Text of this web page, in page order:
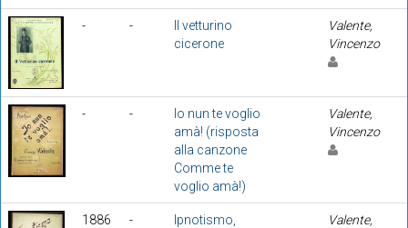
- -
Il vetturino
cicerone
Valente,
Vincenzo
- -
Io nun te voglio
amà! (risposta
alla canzone
Comme te
voglio amà!)
Valente,
Vincenzo
1886 -
Ipnotismo,
Valente,